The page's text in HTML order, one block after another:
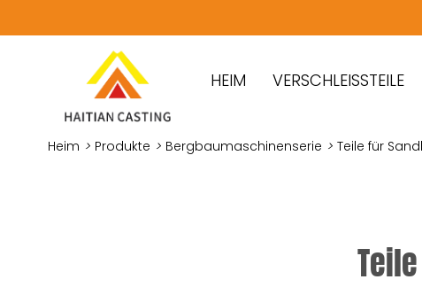
HEIM VERSCHLEISSTEILE
Heim > Produkte > Bergbaumaschinenserie > Teile für